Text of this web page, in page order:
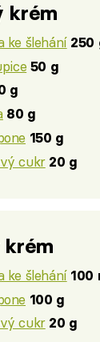
krém
ke šlehání 250
50 g
g
80 g
150 g
cukr 20 g
ke šlehání 100
100 g
cukr 20 g